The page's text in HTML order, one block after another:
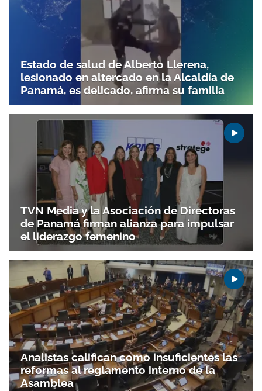
Gracias por suscribirte a nuestro boletín.
Estado de salud de Alberto Llerena,
lesionado en altercado en la Alcaldía de
Panamá, es delicado, afirma su familia
TVN Media y la Asociación de Directoras
de Panamá firman alianza para impulsar
el liderazgo femenino
Analistas califican como insuficientes las
reformas al reglamento interno de la
Asamblea